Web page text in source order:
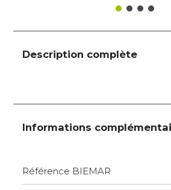
Description complète
Informations
Référence BIEMAR